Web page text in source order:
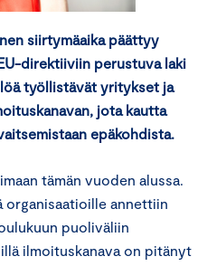
siirtymäaika päättyy
direktiiviin perustuva laki
työllistävät yritykset ja
jota kautta
epäkohdista.
tämän vuoden alussa.
organisaatioille annettiin
puoliväliin
ilmoituskanava on pitänyt